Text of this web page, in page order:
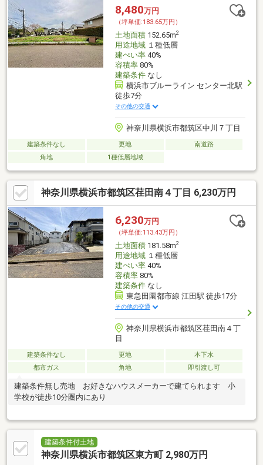
8,480万円
（坪単価:183.65万円）
土地面積152.65m2
用途地域１種低層
建ぺい率40%
容積率80%
建築条件なし
横浜市ブルーライン センター北駅
徒歩7分
その他の交通
神奈川県横浜市都筑区中川７丁目
建築条件なし 更地
南道路
角地
1種低層地域
神奈川県横浜市都筑区荏田南４丁目 6,230万円
6,230万円
（坪単価:113.43万円）
土地面積181.58m2
用途地域１種低層
建ぺい率40%
容積率80%
建築条件なし
東急田園都市線 江田駅 徒歩17分
その他の交通
神奈川県横浜市都筑区荏田南４丁
目
建築条件なし 更地
本下水
都市ガス
角地 即引渡し可
建築条件無し売地 お好きなハウスメーカーで建てられます 小
学校が徒歩10分圏内にあり
建築条件付土地
神奈川県横浜市都筑区東方町 2,980万円